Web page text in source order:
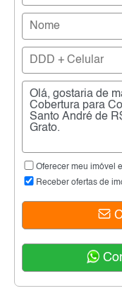
Oferecer meu imóvel
Receber ofertas de